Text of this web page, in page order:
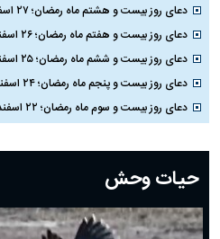
دعای روز بیست و هشتم ماه رمضان؛ ۲۷ اسفند ۱۴۰۴
دعای روز بیست و هفتم ماه رمضان؛ ۲۶ اسفند ۱۴۰۴
دعای روز بیست و ششم ماه رمضان؛ ۲۵ اسفند ۱۴۰۴
دعای روز بیست و پنجم ماه رمضان؛ ۲۴ اسفند ۱۴۰۴
دعای روز بیست و سوم ماه رمضان؛ ۲۲ اسفند ۱۴۰۴
دعای روز بیستم ماه رمضان؛ ۱۹ اسفند ۱۴۰۴
دعای روز هشتم ماه مبارک رمضان؛ ۷ اسفند ماه ۱۴۰۴
دعای روز هفتم ماه رمضان؛ ۶ اسفند ۱۴۰۴
دعای روز ششم ماه رمضان؛ ۵ اسفند ۱۴۰۴
حیات وحش